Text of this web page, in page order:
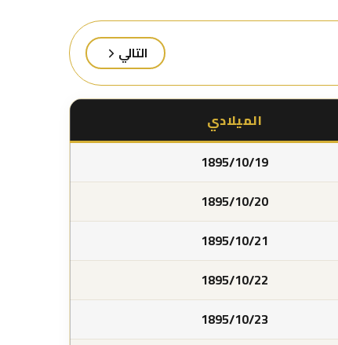
التالي
الميلادي
1895/10/19
1895/10/20
1895/10/21
1895/10/22
1895/10/23